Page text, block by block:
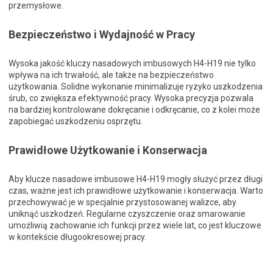
przemysłowe.
Bezpieczeństwo i Wydajność w Pracy
Wysoka jakość kluczy nasadowych imbusowych H4-H19 nie tylko
wpływa na ich trwałość, ale także na bezpieczeństwo
użytkowania. Solidne wykonanie minimalizuje ryzyko uszkodzenia
śrub, co zwiększa efektywność pracy. Wysoka precyzja pozwala
na bardziej kontrolowane dokręcanie i odkręcanie, co z kolei może
zapobiegać uszkodzeniu osprzętu.
Prawidłowe Użytkowanie i Konserwacja
Aby klucze nasadowe imbusowe H4-H19 mogły służyć przez długi
czas, ważne jest ich prawidłowe użytkowanie i konserwacja. Warto
przechowywać je w specjalnie przystosowanej walizce, aby
uniknąć uszkodzeń. Regularne czyszczenie oraz smarowanie
umożliwią zachowanie ich funkcji przez wiele lat, co jest kluczowe
w kontekście długookresowej pracy.